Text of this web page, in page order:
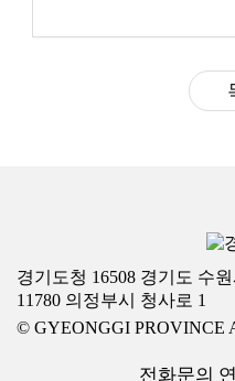
경기도청 16508 경기도 수
11780 의정부시 청사로 1
© GYEONGGI PROVINCE
전화문의